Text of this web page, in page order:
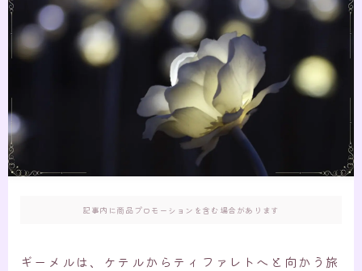
記事内に商品プロモーションを含む場合があります
ギーメルは、ケテルからティファレトへと向かう旅